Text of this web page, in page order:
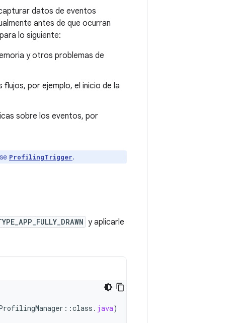
datos de eventos
antes de que ocurran
lo siguiente:
y otros problemas de
flujos, por ejemplo, el inicio de la
sobre los eventos, por
ProfilingTrigger.
y aplicarle
::class . java)